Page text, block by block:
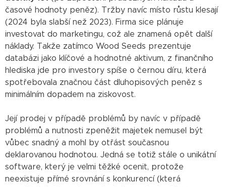
časové hodnoty peněz). Tržby navíc místo růstu klesají
(2024 byla slabší než 2023). Firma sice plánuje
investovat do marketingu, což ale znamená opět další
náklady. Takže zatímco Wood Seeds prezentuje
databázi jako klíčové a hodnotné aktivum, z finančního
hlediska jde pro investory spíše o černou díru, která
spotřebovala značnou část dluhopisových peněz s
minimálním dopadem na ziskovost.
Její prodej v případě problémů by navíc v případě
problémů a nutnosti zpeněžit majetek nemusel být
vůbec snadný a mohl by otřást současnou
deklarovanou hodnotou. Jedná se totiž stále o unikátní
software, který je velmi těžké ocenit, protože
neexistuje přímé srovnání s konkurencí (která